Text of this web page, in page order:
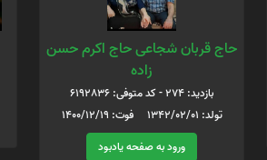
حاج قربان شجاعی حاج اکرم حسن
زاده
بازدید: 274 - کد متوفی: 6192836
تولد: 1342/02/01 فوت: 1400/12/19
ورود به صفحه یادبود